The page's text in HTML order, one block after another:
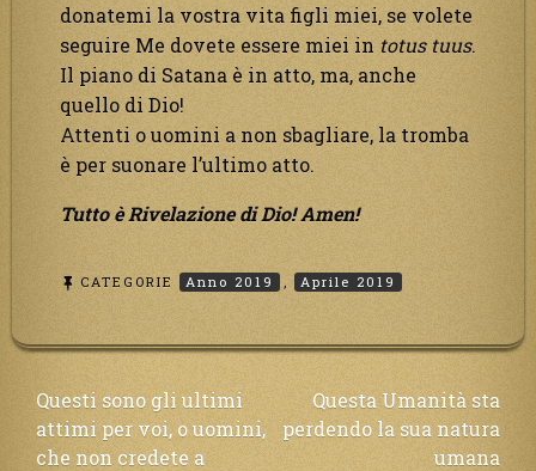
donatemi la vostra vita figli miei, se volete
seguire Me dovete essere miei in totus tuus.
Il piano di Satana è in atto, ma, anche
quello di Dio!
Attenti o uomini a non sbagliare, la tromba
è per suonare l’ultimo atto.
Tutto è Rivelazione di Dio! Amen!
CATEGORIE Anno 2019 , Aprile 2019
Navigazione
articoli
Questi sono gli ultimi
attimi per voi, o uomini,
che non credete a
Questa Umanità sta
perdendo la sua natura
umana